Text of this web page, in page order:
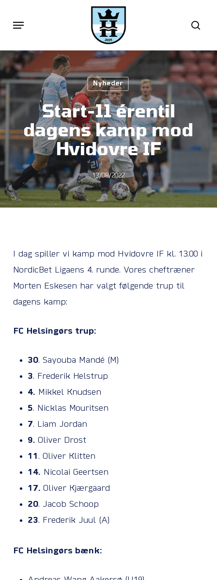
content
Menu
Nyheder
Start-11 érentil
dagens kamp mod
Hvidovre IF
13/08/2022
I dag spiller vi kamp mod Hvidovre IF kl. 13.00 i
NordicBet Ligaens 4. runde. Vores cheftræner
Morten Eskesen har valgt følgende trup til
dagens kamp:
FC Helsingørs trup:
30. Sayouba Mandé (M)
3. Frederik Helstrup
4.Mikkel Knudsen
5. Nicklas Mouritsen
7. Liam Jordan
9.Oliver Drost
11. Oliver Klitten
14.Nicolai Geertsen
17. Oliver Kjærgaard
20. Jacob Schoop
23. Frederik Juul (A)
FC Helsingørs bænk: